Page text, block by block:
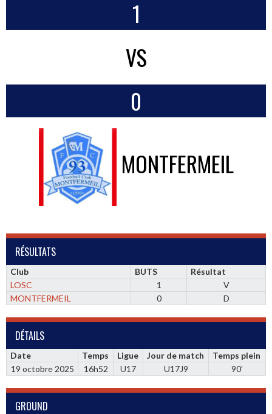
1
VS
0
MONTFERMEIL
RÉSULTATS
Club BUTS
Résultat
LOSC
1
V
MONTFERMEIL
0 D
DÉTAILS
Date Temps Ligue Jour de match
Temps plein
19 octobre 2025
16h52 U17 U17J9 90'
GROUND